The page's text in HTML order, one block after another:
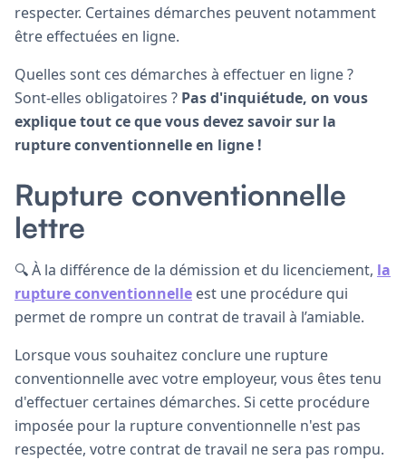
respecter. Certaines démarches peuvent notamment
être effectuées en ligne.
Quelles sont ces démarches à effectuer en ligne ?
Sont-elles obligatoires ? Pas d'inquiétude, on vous
explique tout ce que vous devez savoir sur la
rupture conventionnelle en ligne !
Rupture conventionnelle
lettre
🔍 À la différence de la démission et du licenciement, la
rupture conventionnelle est une procédure qui
permet de rompre un contrat de travail à l’amiable.
Lorsque vous souhaitez conclure une rupture
conventionnelle avec votre employeur, vous êtes tenu
d'effectuer certaines démarches. Si cette procédure
imposée pour la rupture conventionnelle n'est pas
respectée, votre contrat de travail ne sera pas rompu.